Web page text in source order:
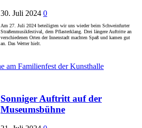
30. Juli 2024 0
Am 27. Juli 2024 beteiligten wir uns wieder beim Schweinfurter
Straßenmusikfestival, dem Pflasterklang. Drei längere Auftritte an
verschiedenen Orten der Innenstadt machten Spaß und kamen gut
an. Das Wetter hielt.
Sonniger Auftritt auf der
Museumsbühne